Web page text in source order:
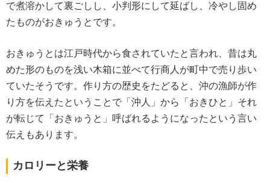
で煮溶かして裏ごしし、小判形にして延ばし、冷やし固め
たものがおきゅうとです。
おきゅうとは江戸時代から食されていたと言われ、昔は丸
めた形のものを浅い木箱に並べて行商人が町中で売り歩い
ていたそうです。作り方の歴史をたどると、沖の漁師が作
り方を伝えたということで「沖人」から「おきひと」それ
が転じて「おきゅうと」呼ばれるようになったという言い
伝えもあります。
カロリーと栄養